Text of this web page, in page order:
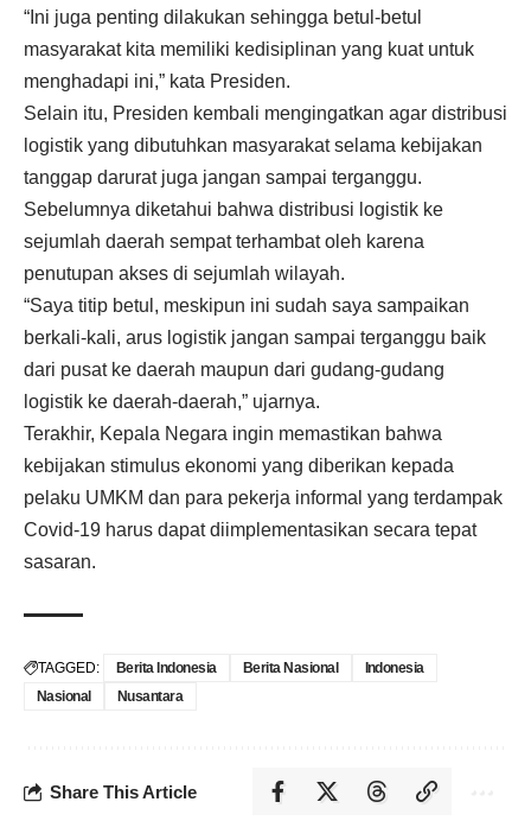
“Ini juga penting dilakukan sehingga betul-betul
masyarakat kita memiliki kedisiplinan yang kuat untuk
menghadapi ini,” kata Presiden.
Selain itu, Presiden kembali mengingatkan agar distribusi
logistik yang dibutuhkan masyarakat selama kebijakan
tanggap darurat juga jangan sampai terganggu.
Sebelumnya diketahui bahwa distribusi logistik ke
sejumlah daerah sempat terhambat oleh karena
penutupan akses di sejumlah wilayah.
“Saya titip betul, meskipun ini sudah saya sampaikan
berkali-kali, arus logistik jangan sampai terganggu baik
dari pusat ke daerah maupun dari gudang-gudang
logistik ke daerah-daerah,” ujarnya.
Terakhir, Kepala Negara ingin memastikan bahwa
kebijakan stimulus ekonomi yang diberikan kepada
pelaku UMKM dan para pekerja informal yang terdampak
Covid-19 harus dapat diimplementasikan secara tepat
sasaran.
TAGGED: Berita Indonesia Berita Nasional
Indonesia
Nasional
Nusantara
Share This Article